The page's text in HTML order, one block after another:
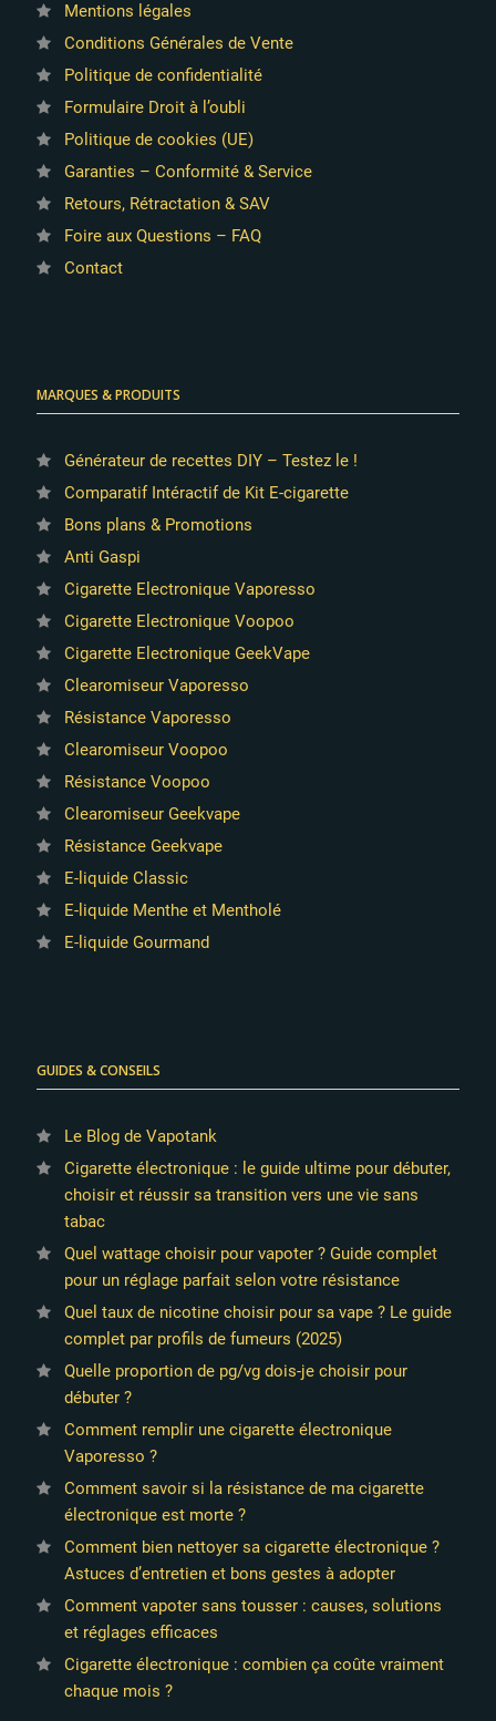
Mentions légales
Conditions Générales de Vente
Politique de confidentialité
Formulaire Droit à l’oubli
Politique de cookies (UE)
Garanties – Conformité & Service
Retours, Rétractation & SAV
Foire aux Questions – FAQ
Contact
MARQUES & PRODUITS
Générateur de recettes DIY – Testez le !
Comparatif Intéractif de Kit E-cigarette
Bons plans & Promotions
Anti Gaspi
Cigarette Electronique Vaporesso
Cigarette Electronique Voopoo
Cigarette Electronique GeekVape
Clearomiseur Vaporesso
Résistance Vaporesso
Clearomiseur Voopoo
Résistance Voopoo
Clearomiseur Geekvape
Résistance Geekvape
E-liquide Classic
E-liquide Menthe et Mentholé
E-liquide Gourmand
GUIDES & CONSEILS
Le Blog de Vapotank
Cigarette électronique : le guide ultime pour débuter,
choisir et réussir sa transition vers une vie sans
tabac
Quel wattage choisir pour vapoter ? Guide complet
pour un réglage parfait selon votre résistance
Quel taux de nicotine choisir pour sa vape ? Le guide
complet par profils de fumeurs (2025)
Quelle proportion de pg/vg dois-je choisir pour
débuter ?
Comment remplir une cigarette électronique
Vaporesso ?
Comment savoir si la résistance de ma cigarette
électronique est morte ?
Comment bien nettoyer sa cigarette électronique ?
Astuces d’entretien et bons gestes à adopter
Comment vapoter sans tousser : causes, solutions
et réglages efficaces
Cigarette électronique : combien ça coûte vraiment
chaque mois ?